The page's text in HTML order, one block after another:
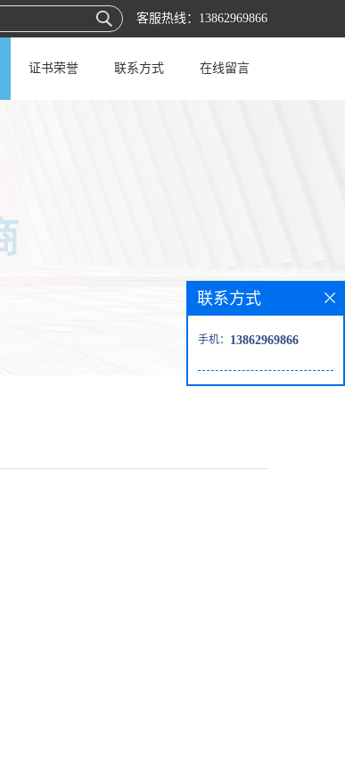
客服热线： 13862969866
证书荣誉 联系方式 在线留言
联系方式
手机： 13862969866